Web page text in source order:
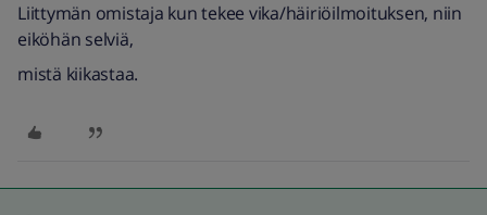
Liittymän omistaja kun tekee vika/häiriöilmoituksen, niin
eiköhän selviä,
mistä kiikastaa.